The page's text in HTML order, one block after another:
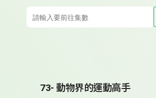
73- 動物界的運動高手